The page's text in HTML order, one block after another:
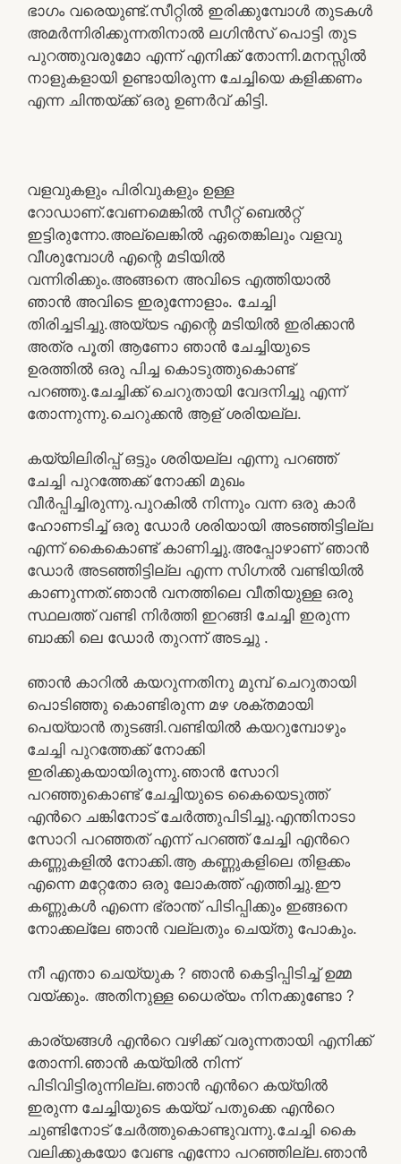
ഭാഗം വരെയുണ്ട്.സീറ്റിൽ ഇരിക്കുമ്പോൾ തുടകൾ
അമർന്നിരിക്കുന്നതിനാൽ ലഗിൻസ് പൊട്ടി തുട
പുറത്തുവരുമോ എന്ന് എനിക്ക് തോന്നി.മനസ്സിൽ
നാളുകളായി ഉണ്ടായിരുന്ന ചേച്ചിയെ കളിക്കണം
എന്ന ചിന്തയ്ക്ക് ഒരു ഉണർവ് കിട്ടി.
വളവുകളും പിരിവുകളും ഉള്ള
റോഡാണ്.വേണമെങ്കിൽ സീറ്റ് ബെൽറ്റ്
ഇട്ടിരുന്നോ.അല്ലെങ്കിൽ ഏതെങ്കിലും വളവു
വീശുമ്പോൾ എന്റെ മടിയിൽ
വന്നിരിക്കും.അങ്ങനെ അവിടെ എത്തിയാൽ
ഞാൻ അവിടെ ഇരുന്നോളാം. ചേച്ചി
തിരിച്ചടിച്ചു.അയ്യട എന്റെ മടിയിൽ ഇരിക്കാൻ
അത്ര പൂതി ആണോ ഞാൻ ചേച്ചിയുടെ
ഉരത്തിൽ ഒരു പിച്ച കൊടുത്തുകൊണ്ട്
പറഞ്ഞു.ചേച്ചിക്ക് ചെറുതായി വേദനിച്ചു എന്ന്
തോന്നുന്നു.ചെറുക്കൻ ആള് ശരിയല്ല.
കയ്യിലിരിപ്പ് ഒട്ടും ശരിയല്ല എന്നു പറഞ്ഞ്
ചേച്ചി പുറത്തേക്ക് നോക്കി മുഖം
വീർപ്പിച്ചിരുന്നു.പുറകിൽ നിന്നും വന്ന ഒരു കാർ
ഹോണടിച്ച് ഒരു ഡോർ ശരിയായി അടഞ്ഞിട്ടില്ല
എന്ന് കൈകൊണ്ട് കാണിച്ചു.അപ്പോഴാണ് ഞാൻ
ഡോർ അടഞ്ഞിട്ടില്ല എന്ന സിഗ്നൽ വണ്ടിയിൽ
കാണുന്നത്.ഞാൻ വനത്തിലെ വീതിയുള്ള ഒരു
സ്ഥലത്ത് വണ്ടി നിർത്തി ഇറങ്ങി ചേച്ചി ഇരുന്ന
ബാക്കി ലെ ഡോർ തുറന്ന് അടച്ചു .
ഞാൻ കാറിൽ കയറുന്നതിനു മുമ്പ് ചെറുതായി
പൊടിഞ്ഞു കൊണ്ടിരുന്ന മഴ ശക്തമായി
പെയ്യാൻ തുടങ്ങി.വണ്ടിയിൽ കയറുമ്പോഴും
ചേച്ചി പുറത്തേക്ക് നോക്കി
ഇരിക്കുകയായിരുന്നു.ഞാൻ സോറി
പറഞ്ഞുകൊണ്ട് ചേച്ചിയുടെ കൈയെടുത്ത്
എൻറെ ചങ്കിനോട് ചേർത്തുപിടിച്ചു.എന്തിനാടാ
സോറി പറഞ്ഞത് എന്ന് പറഞ്ഞ് ചേച്ചി എൻറെ
കണ്ണുകളിൽ നോക്കി.ആ കണ്ണുകളിലെ തിളക്കം
എന്നെ മറ്റേതോ ഒരു ലോകത്ത് എത്തിച്ചു.ഈ
കണ്ണുകൾ എന്നെ ഭ്രാന്ത് പിടിപ്പിക്കും ഇങ്ങനെ
നോക്കല്ലേ ഞാൻ വല്ലതും ചെയ്തു പോകും.
നീ എന്താ ചെയ്യുക ? ഞാൻ കെട്ടിപ്പിടിച്ച് ഉമ്മ
വയ്ക്കും. അതിനുള്ള ധൈര്യം നിനക്കുണ്ടോ ?
കാര്യങ്ങൾ എൻറെ വഴിക്ക് വരുന്നതായി എനിക്ക്
തോന്നി.ഞാൻ കയ്യിൽ നിന്ന്
പിടിവിട്ടിരുന്നില്ല.ഞാൻ എൻറെ കയ്യിൽ
ഇരുന്ന ചേച്ചിയുടെ കയ്യ് പതുക്കെ എൻറെ
ചുണ്ടിനോട് ചേർത്തുകൊണ്ടുവന്നു.ചേച്ചി കൈ
വലിക്കുകയോ വേണ്ട എന്നോ പറഞ്ഞില്ല.ഞാൻ